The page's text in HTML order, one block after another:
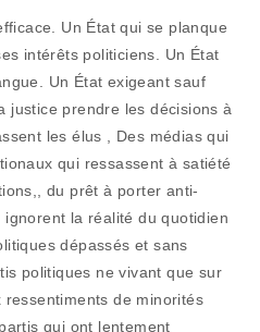
Un État qui se planque
intérêts politiciens. Un État
Un État exigeant sauf
justice prendre les décisions à
les élus , Des médias qui
qui ressassent à satiété
du prêt à porter anti-
la réalité du quotidien
dépassés et sans
politiques ne vivant que sur
de minorités
qui ont lentement